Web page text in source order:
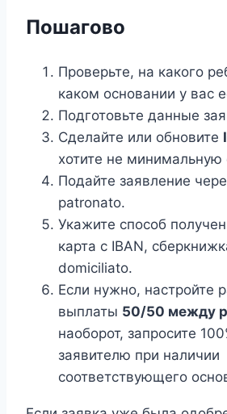
Пошагово
Проверьте, на какого
каком основании у вас
Подготовьте данные
Сделайте или обновите
хотите не минимальную
Подайте заявление
patronato.
Укажите способ
карта с IBAN,
domiciliato.
Если нужно, настройте
выплаты 50/50 между
наоборот, запросите
заявителю при наличии
соответствующего